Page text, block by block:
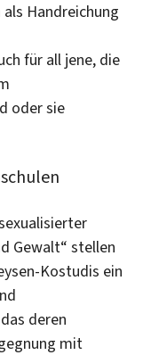
als Handreichung
für all jene, die
oder sie
Gewalt“ stellen
Kostudis ein
deren
mit